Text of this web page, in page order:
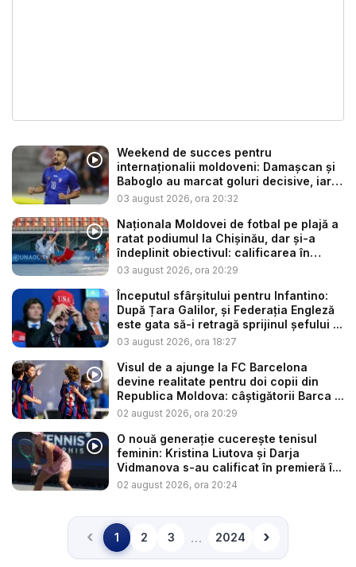
Weekend de succes pentru
internaționalii moldoveni: Damașcan și
Baboglo au marcat goluri decisive, iar
M...
03 august 2026, ora 20:32
Naționala Moldovei de fotbal pe plajă a
ratat podiumul la Chișinău, dar și-a
îndeplinit obiectivul: calificarea în
Sup...
03 august 2026, ora 20:29
Începutul sfârșitului pentru Infantino:
După Țara Galilor, și Federația Engleză
este gata să-i retragă sprijinul șefului ...
03 august 2026, ora 18:27
Visul de a ajunge la FC Barcelona
devine realitate pentru doi copii din
Republica Moldova: câștigătorii Barca ...
02 august 2026, ora 20:29
O nouă generație cucerește tenisul
feminin: Kristina Liutova și Darja
Vidmanova s-au calificat în premieră î...
02 august 2026, ora 20:24
‹Înapoi
1 2 3 … 2024 Înainte
›